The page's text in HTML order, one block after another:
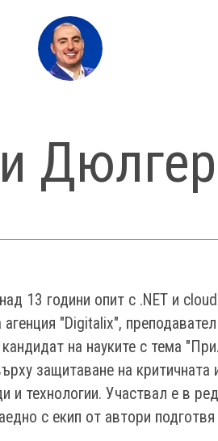
13 години опит с .NET и
"Digitalix",
на науките с тема
защитаване на критичната
и технологии. Участвал е в
с екип от автори